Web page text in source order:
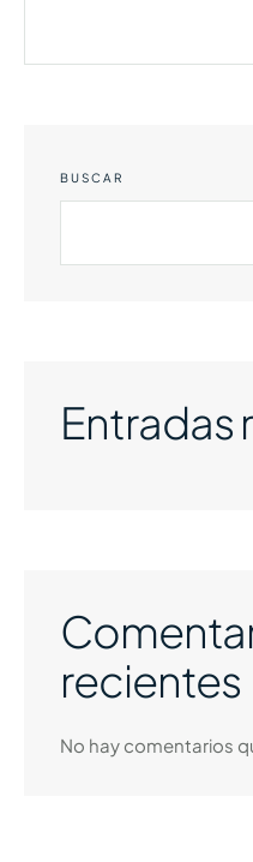
BUSCAR
Entradas
recientes
No hay comentarios